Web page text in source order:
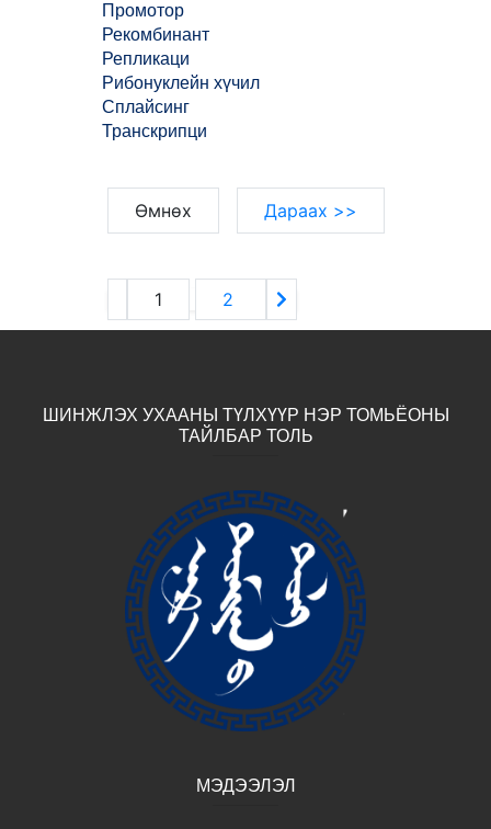
Промотор
Рекомбинант
Репликаци
Рибонуклейн хүчил
Сплайсинг
Транскрипци
Өмнөх Дараах >>
1 2
ШИНЖЛЭХ УХААНЫ ТҮЛХҮҮР НЭР ТОМЬЁОНЫ
ТАЙЛБАР ТОЛЬ
МЭДЭЭЛЭЛ